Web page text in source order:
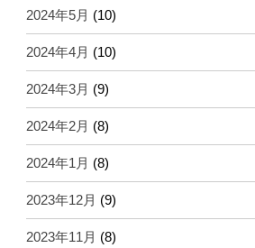
2024年5月 (10)
2024年4月 (10)
2024年3月 (9)
2024年2月 (8)
2024年1月 (8)
2023年12月 (9)
2023年11月 (8)